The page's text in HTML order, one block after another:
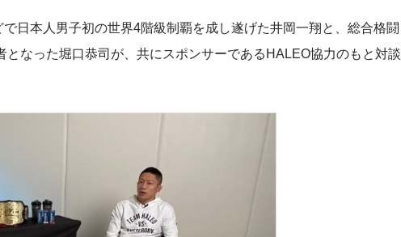
日本人男子初の世界4階級制覇を成し遂げた井岡一翔と、総合格闘
なった堀口恭司が、共にスポンサーであるHALEO協力のもと対談